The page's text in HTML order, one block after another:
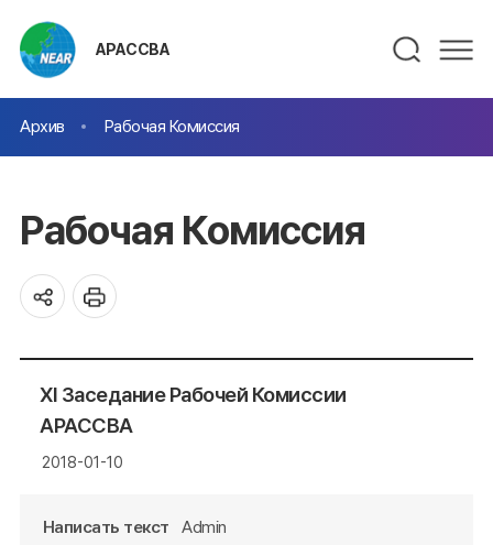
АРАССВА
Архив Рабочая Комиссия
Рабочая Комиссия
XI Заседание Рабочей Комиссии
АРАССВА
2018-01-10
Написать текст Admin